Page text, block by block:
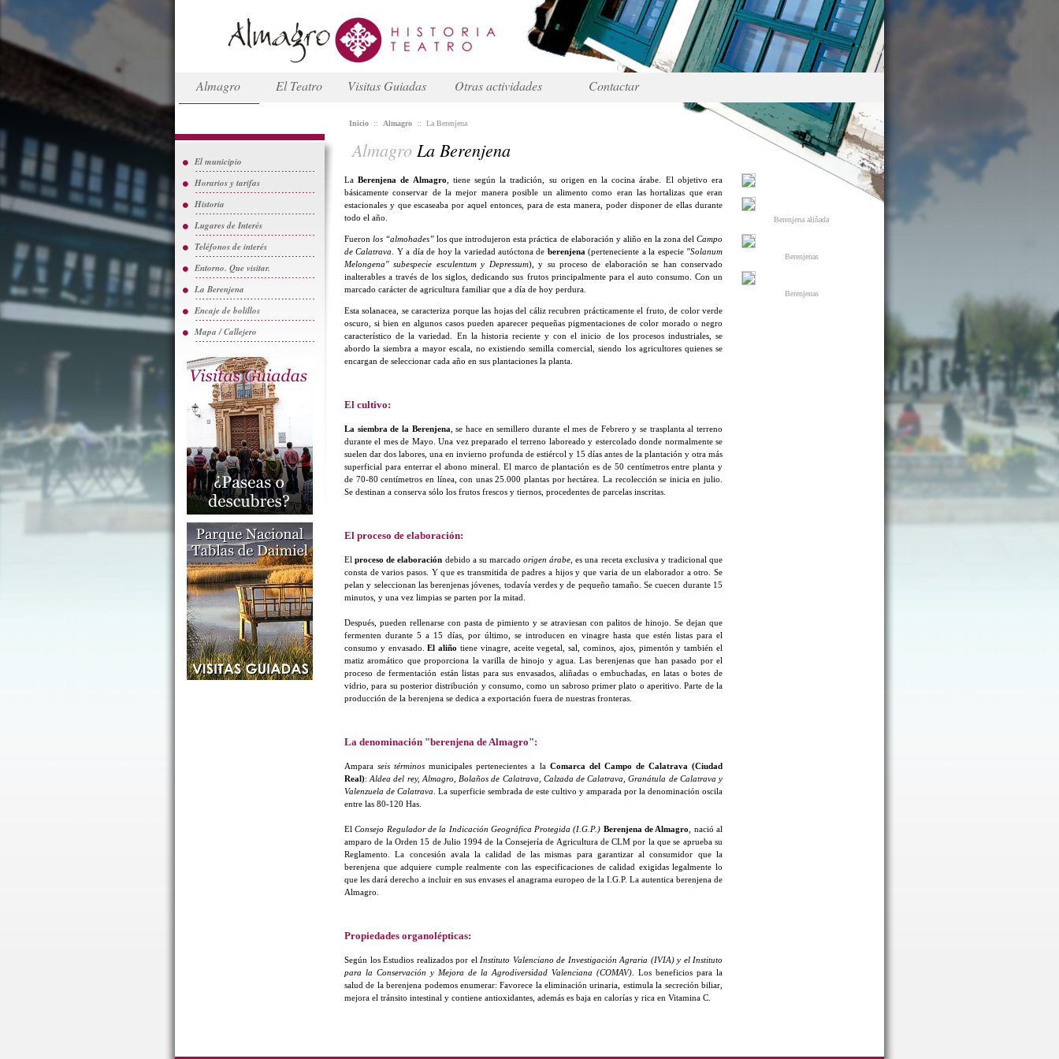
Almagro El Teatro Visitas Guiadas Otras actividades Contactar
El municipio
Horarios y tarifas
Historia
Lugares de Interés
Teléfonos de interés
Entorno. Que visitar.
La Berenjena
Encaje de bolillos
Mapa / Callejero
Inicio :: Almagro :: La Berenjena
Almagro La Berenjena
LaBerenjena de Almagro , tiene según la tradición, su origen en la cocina árabe. El objetivo era
básicamente conservar de la mejor manera posible un alimento como eran las hortalizas que eran
estacionales y que escaseaba por aquel entonces, para de esta manera, poder disponer de ellas durante
todo el año.
Fueronlos “almohades” los que introdujeron esta práctica de elaboración y aliño en la zona del Campo
de Calatrava
. Y a día de hoy la variedad autóctona de berenjena (perteneciente a la especie "Solanum
Melongena" subespecie esculentum y Depressum), y su proceso de elaboración se han conservado
inalterables a través de los siglos, dedicando sus frutos principalmente para el auto consumo. Con un
marcado carácter de agricultura familiar que a día de hoy perdura.
Esta solanacea, se caracteriza porque las hojas del cáliz recubren prácticamente el fruto, de color verde
oscuro, si bien en algunos casos pueden aparecer pequeñas pigmentaciones de color morado o negro
característico de la variedad. En la historia reciente y con el inicio de los procesos industriales, se
abordo la siembra a mayor escala, no existiendo semilla comercial, siendo los agricultores quienes se
encargan de seleccionar cada año en sus plantaciones la planta.
El cultivo:
La siembra de la Berenjena , se hace en semillero durante el mes de Febrero y se trasplanta al terreno
durante el mes de Mayo. Una vez preparado el terreno laboreado y estercolado donde normalmente se
suelen dar dos labores, una en invierno profunda de estiércol y 15 días antes de la plantación y otra más
superficial para enterrar el abono mineral. El marco de plantación es de 50 centímetros entre planta y
de 70-80 centímetros en línea, con unas 25.000 plantas por hectárea. La recolección se inicia en julio.
Se destinan a conserva sólo los frutos frescos y tiernos, procedentes de parcelas inscritas.
El proceso de elaboración:
Elproceso de elaboración debido a su marcado origen árabe, es una receta exclusiva y tradicional que
consta de varios pasos. Y que es transmitida de padres a hijos y que varia de un elaborador a otro. Se
pelan y seleccionan las berenjenas jóvenes, todavía verdes y de pequeño tamaño. Se cuecen durante 15
minutos, y una vez limpias se parten por la mitad.
Después, pueden rellenarse con pasta de pimiento y se atraviesan con palitos de hinojo. Se dejan que
fermenten durante 5 a 15 días, por último, se introducen en vinagre hasta que estén listas para el
consumo y envasado.El aliño tiene vinagre, aceite vegetal, sal, cominos, ajos, pimentón y también el
matiz aromático que proporciona la varilla de hinojo y agua. Las berenjenas que han pasado por el
proceso de fermentación están listas para sus envasados, aliñadas o embuchadas, en latas o botes de
vidrio, para su posterior distribución y consumo, como un sabroso primer plato o aperitivo. Parte de la
producción de la berenjena se dedica a exportación fuera de nuestras fronteras.
La denominación "berenjena de Almagro":
Ampara seis términos municipales pertenecientes a la Comarca del Campo de Calatrava (Ciudad
Real):Aldea del rey, Almagro, Bolaños de Calatrava, Calzada de Calatrava, Granátula de Calatrava y
Valenzuela de Calatrava . La superficie sembrada de este cultivo y amparada por la denominación oscila
entre las 80-120 Has.
ElConsejo Regulador de la Indicación Geográfica Protegida (I.G.P.) Berenjena de Almagro
, nació al
amparo de la Orden 15 de Julio 1994 de la Consejería de Agricultura de CLM por la que se aprueba su
Reglamento. La concesión avala la calidad de las mismas para garantizar al consumidor que la
berenjena que adquiere cumple realmente con las especificaciones de calidad exigidas legalmente lo
que les dará derecho a incluir en sus envases el anagrama europeo de la I.G.P. La autentica berenjena de
Almagro.
Propiedades organolépticas:
Según los Estudios realizados por el Instituto Valenciano de Investigación Agraria (IVIA) y el Instituto
para la Conservación y Mejora de la Agrodiversidad Valenciana (COMAV) . Los beneficios para la
salud de la berenjena podemos enumerar: Favorece la eliminación urinaria, estimula la secreción biliar,
mejora el tránsito intestinal y contiene antioxidantes, además es baja en calorías y rica en Vitamina C.
Berenjena aliñada
Berenjenas
Berenjenas